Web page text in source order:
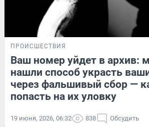
ПРОИСШЕСТВИЯ
Ваш номер уйдет в архив:
нашли способ украсть
через фальшивый сбор —
попасть на их уловку
19 июня, 2026, 06:32 838 Обсудить